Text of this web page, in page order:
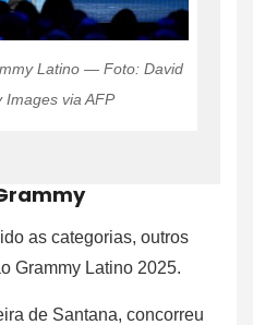
Latino — Foto: David
Images via AFP
as categorias, outros
Grammy Latino 2025.
de Santana, concorreu